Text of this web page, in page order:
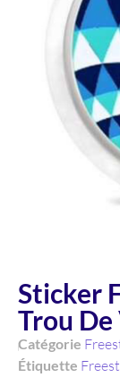
Sticker
Trou
Catégorie
Étiquette